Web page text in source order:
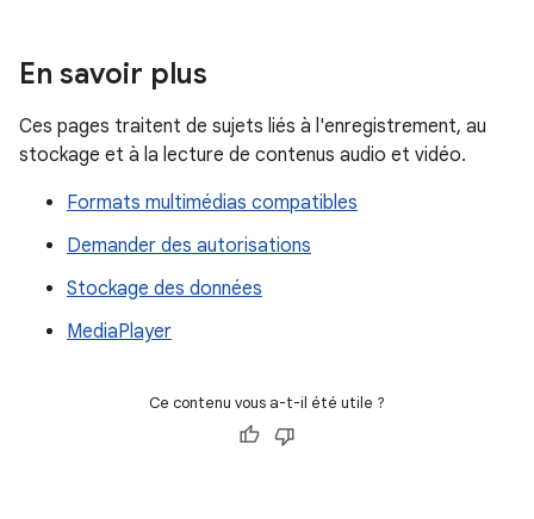
En savoir plus
Ces pages traitent de sujets liés à l'enregistrement, au
stockage et à la lecture de contenus audio et vidéo.
Formats multimédias compatibles
Demander des autorisations
Stockage des données
MediaPlayer
Ce contenu vous a-t-il été utile ?